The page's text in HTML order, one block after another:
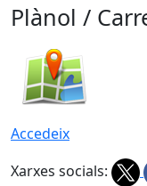
Plànol /
Accedeix
Xarxes socials: